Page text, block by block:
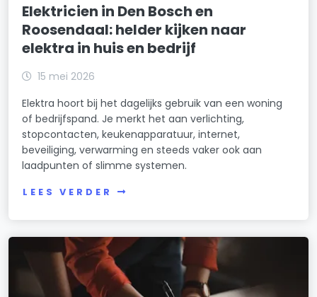
Elektricien in Den Bosch en
Roosendaal: helder kijken naar
elektra in huis en bedrijf
15 mei 2026
Elektra hoort bij het dagelijks gebruik van een woning
of bedrijfspand. Je merkt het aan verlichting,
stopcontacten, keukenapparatuur, internet,
beveiliging, verwarming en steeds vaker ook aan
laadpunten of slimme systemen.
LEES VERDER